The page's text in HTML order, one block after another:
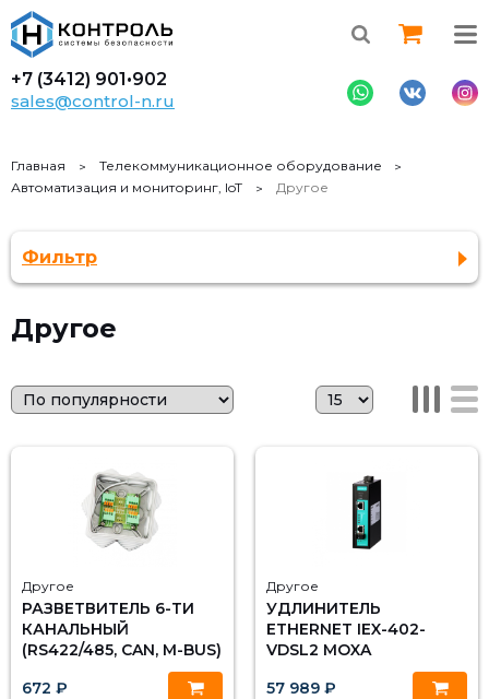
+7 (3412) 901•902
sales@control-n.ru
Главная
Телекоммуникационное оборудование
Автоматизация и мониторинг, IoT
Другое
Другое
Другое
РАЗВЕТВИТЕЛЬ 6-ТИ
КАНАЛЬНЫЙ
(RS422/485, CAN, M-BUS)
672 ₽
Другое
УДЛИНИТЕЛЬ
ETHERNET IEX-402-
VDSL2 MOXA
57 989 ₽
Фильтр